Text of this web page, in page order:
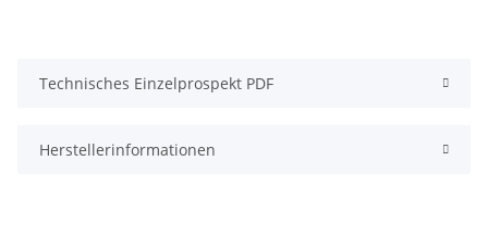
Technisches Einzelprospekt PDF
Herstellerinformationen